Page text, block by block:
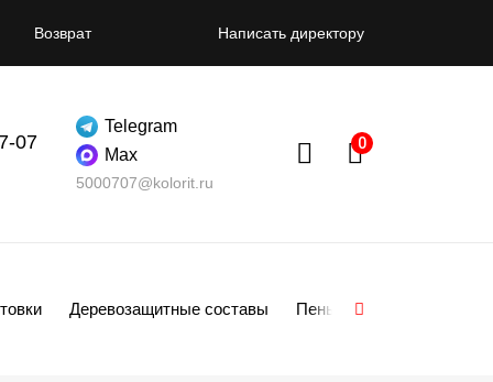
Возврат Написать директору
07
Telegram
Max
5000707@kolorit.ru
Деревозащитные составы Пены